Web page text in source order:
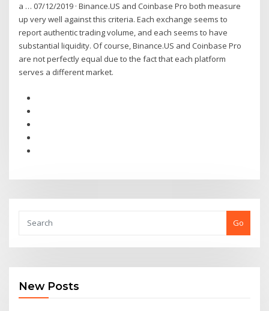
a … 07/12/2019 · Binance.US and Coinbase Pro both measure
up very well against this criteria. Each exchange seems to
report authentic trading volume, and each seems to have
substantial liquidity. Of course, Binance.US and Coinbase Pro
are not perfectly equal due to the fact that each platform
serves a different market.
Go
New Posts